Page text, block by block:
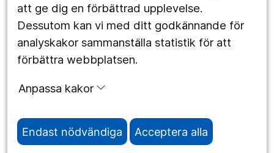
att ge dig en förbättrad upplevelse.
Dessutom kan vi med ditt godkännande för
analyskakor sammanställa statistik för att
förbättra webbplatsen.
Anpassa kakor
Endast nödvändiga Acceptera alla
Följ oss
Facebook